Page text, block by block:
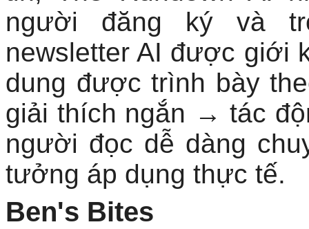
người đăng ký và
newsletter AI được giới
dung được trình bày
giải thích ngắn → tác
người đọc dễ dàng
tưởng áp dụng thực tế.
Ben's Bites